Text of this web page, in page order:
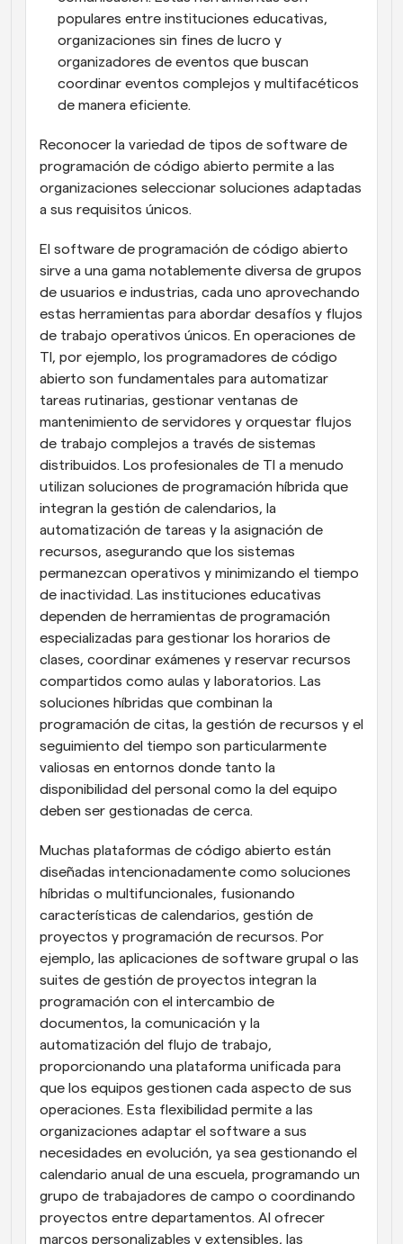
populares entre instituciones educativas,
organizaciones sin fines de lucro y
organizadores de eventos que buscan
coordinar eventos complejos y multifacéticos
de manera eficiente.
Reconocer la variedad de tipos de software de
programación de código abierto permite a las
organizaciones seleccionar soluciones adaptadas
a sus requisitos únicos.
El software de programación de código abierto
sirve a una gama notablemente diversa de grupos
de usuarios e industrias, cada uno aprovechando
estas herramientas para abordar desafíos y flujos
de trabajo operativos únicos. En operaciones de
TI, por ejemplo, los programadores de código
abierto son fundamentales para automatizar
tareas rutinarias, gestionar ventanas de
mantenimiento de servidores y orquestar flujos
de trabajo complejos a través de sistemas
distribuidos. Los profesionales de TI a menudo
utilizan soluciones de programación híbrida que
integran la gestión de calendarios, la
automatización de tareas y la asignación de
recursos, asegurando que los sistemas
permanezcan operativos y minimizando el tiempo
de inactividad. Las instituciones educativas
dependen de herramientas de programación
especializadas para gestionar los horarios de
clases, coordinar exámenes y reservar recursos
compartidos como aulas y laboratorios. Las
soluciones híbridas que combinan la
programación de citas, la gestión de recursos y el
seguimiento del tiempo son particularmente
valiosas en entornos donde tanto la
disponibilidad del personal como la del equipo
deben ser gestionadas de cerca.
Muchas plataformas de código abierto están
diseñadas intencionadamente como soluciones
híbridas o multifuncionales, fusionando
características de calendarios, gestión de
proyectos y programación de recursos. Por
ejemplo, las aplicaciones de software grupal o las
suites de gestión de proyectos integran la
programación con el intercambio de
documentos, la comunicación y la
automatización del flujo de trabajo,
proporcionando una plataforma unificada para
que los equipos gestionen cada aspecto de sus
operaciones. Esta flexibilidad permite a las
organizaciones adaptar el software a sus
necesidades en evolución, ya sea gestionando el
calendario anual de una escuela, programando un
grupo de trabajadores de campo o coordinando
proyectos entre departamentos. Al ofrecer
marcos personalizables y extensibles, las